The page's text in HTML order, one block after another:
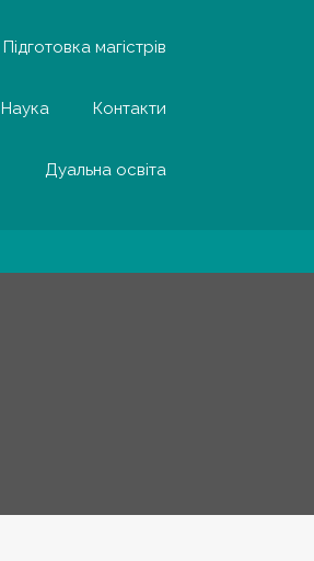
Підготовка магістрів
Наука Контакти
Дуальна освіта